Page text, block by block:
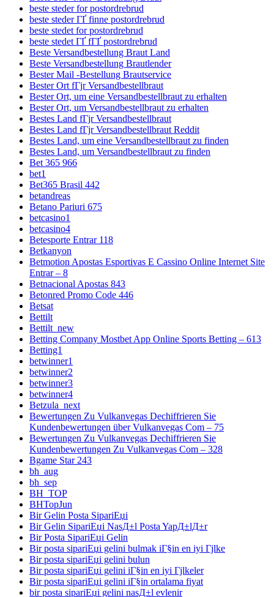
beste steder for postordrebrud
beste steder ГҐ finne postordrebrud
beste stedet for postordrebrud
beste stedet ГҐ fГҐ postordrebrud
Beste Versandbestellung Braut Land
Beste Versandbestellung Brautlender
Bester Mail -Bestellung Brautservice
Bester Ort fГјr Versandbestellbraut
Bester Ort, um eine Versandbestellbraut zu erhalten
Bester Ort, um Versandbestellbraut zu erhalten
Bestes Land fГјr Versandbestellbraut
Bestes Land fГјr Versandbestellbraut Reddit
Bestes Land, um eine Versandbestellbraut zu finden
Bestes Land, um Versandbestellbraut zu finden
Bet 365 966
bet1
Bet365 Brasil 442
betandreas
Betano Pariuri 675
betcasino1
betcasino4
Betesporte Entrar 118
Betkanyon
Betmotion Apostas Esportivas E Cassino Online Internet Site
Entrar – 8
Betnacional Apostas 843
Betonred Promo Code 446
Betsat
Bettilt
Bettilt_new
Betting Company Mostbet App Online Sports Betting – 613
Betting1
betwinner1
betwinner2
betwinner3
betwinner4
Betzula_next
Bewertungen Zu Vulkanvegas Dechiffrieren Sie
Kundenbewertungen über Vulkanvegas Com – 75
Bewertungen Zu Vulkanvegas Dechiffrieren Sie
Kundenbewertungen Zu Vulkanvegas Com – 328
Bgame Star 243
bh_aug
bh_sep
BH_TOP
BHTopJun
Bir Gelin Posta SipariЕџi
Bir Gelin SipariЕџi NasД±l Posta YapД±lД±r
Bir Posta SipariЕџi Gelin
Bir posta sipariЕџi gelini bulmak iГ§in en iyi Гјlke
Bir posta sipariЕџi gelini bulun
Bir posta sipariЕџi gelini iГ§in en iyi Гјlkeler
Bir posta sipariЕџi gelini iГ§in ortalama fiyat
bir posta sipariЕџi gelini nasД±l evlenir